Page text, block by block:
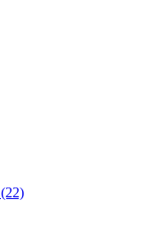
(22)